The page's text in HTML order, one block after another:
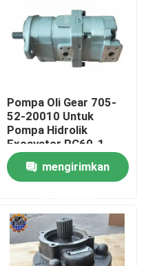
Pompa Oli Gear 705-
52-20010 Untuk
Pompa Hidrolik
Excavator PC60-1
PW60-1
mengirimkan